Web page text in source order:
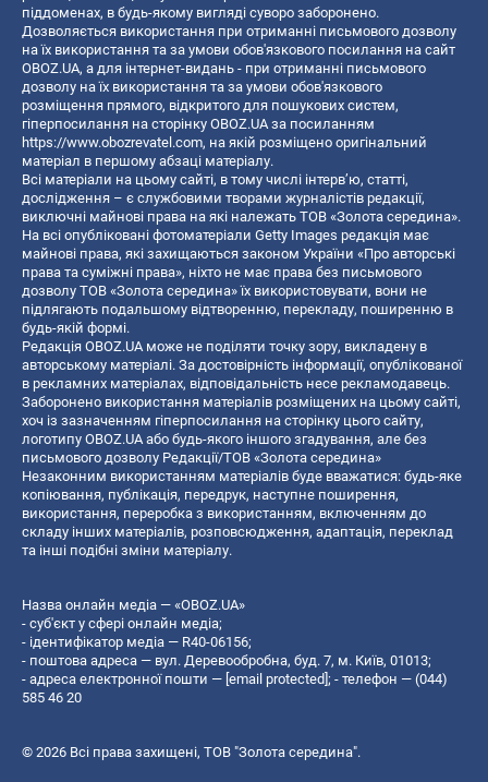
піддоменах, в будь-якому вигляді суворо заборонено.
Дозволяється використання при отриманні письмового дозволу
на їх використання та за умови обов'язкового посилання на сайт
OBOZ.UA, а для інтернет-видань - при отриманні письмового
дозволу на їх використання та за умови обов'язкового
розміщення прямого, відкритого для пошукових систем,
гіперпосилання на сторінку OBOZ.UA за посиланням
https://www.obozrevatel.com, на якій розміщено оригінальний
матеріал в першому абзаці матеріалу.
Всі матеріали на цьому сайті, в тому числі інтерв’ю, статті,
дослідження – є службовими творами журналістів редакції,
виключні майнові права на які належать ТОВ «Золота середина».
На всі опубліковані фотоматеріали Getty Images редакція має
майнові права, які захищаються законом України «Про авторські
права та суміжні права», ніхто не має права без письмового
дозволу ТОВ «Золота середина» їх використовувати, вони не
підлягають подальшому відтворенню, перекладу, поширенню в
будь-якій формі.
Редакція OBOZ.UA може не поділяти точку зору, викладену в
авторському матеріалі. За достовірність інформації, опублікованої
в рекламних матеріалах, відповідальність несе рекламодавець.
Заборонено використання матеріалів розміщених на цьому сайті,
хоч із зазначенням гіперпосилання на сторінку цього сайту,
логотипу OBOZ.UA або будь-якого іншого згадування, але без
письмового дозволу Редакції/ТОВ «Золота середина»
Незаконним використанням матеріалів буде вважатися: будь-яке
копiювання, публiкацiя, передрук, наступне поширення,
використання, переробка з використанням, включенням до
складу інших матеріалів, розповсюдження, адаптація, переклад
та інші подібні зміни матеріалу.
Назва онлайн медіа — «OBOZ.UA»
- суб'єкт у сфері онлайн медіа;
- ідентифікатор медіа — R40-06156;
- поштова адреса — вул. Деревообробна, буд. 7, м. Київ, 01013;
- адреса електронної пошти — [email protected]; - телефон — (044)
585 46 20
© 2026 Всі права захищені, ТОВ "Золота середина".